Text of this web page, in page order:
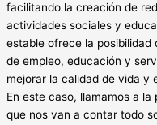
facilitando la creación de
actividades sociales y
estable ofrece la posibilidad
de empleo, educación y
mejorar la calidad de vida y
En este caso, llamamos a
que nos van a contar todo